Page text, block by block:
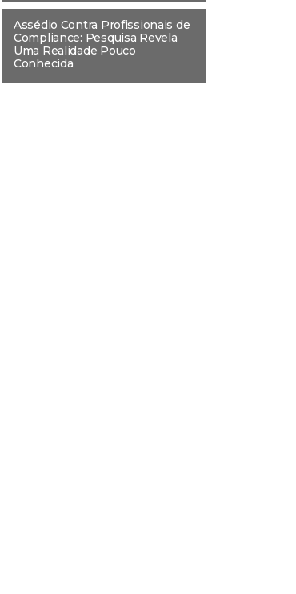
Assédio Contra Profissionais de
Compliance: Pesquisa Revela
Uma Realidade Pouco
Conhecida